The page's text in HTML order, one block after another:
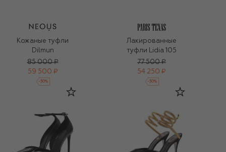
Кожаные туфли
Dilmun
85 000 ₽
59 500 ₽
-30%
Лакированные
туфли Lidia 105
77 500 ₽
54 250 ₽
-30%